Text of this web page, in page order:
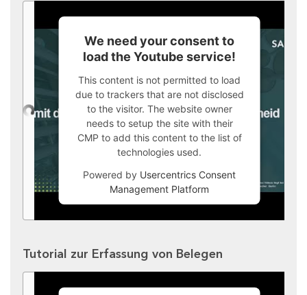
We need your consent to
load the Youtube service!
This content is not permitted to load
due to trackers that are not disclosed
to the visitor. The website owner
needs to setup the site with their
CMP to add this content to the list of
technologies used.
Powered by Usercentrics Consent
Management Platform
Tutorial zur Erfassung von Belegen